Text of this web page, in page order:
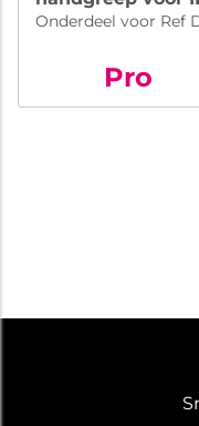
Onderdeel voor Ref
Pro